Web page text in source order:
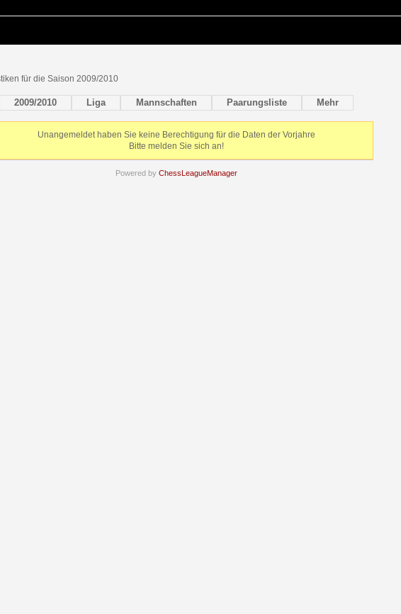
für die Saison 2009/2010
2009/2010 Liga Mannschaften Paarungsliste Mehr
Unangemeldet haben Sie keine Berechtigung für die Daten der Vorjahre
Bitte melden Sie sich an!
Powered by ChessLeagueManager